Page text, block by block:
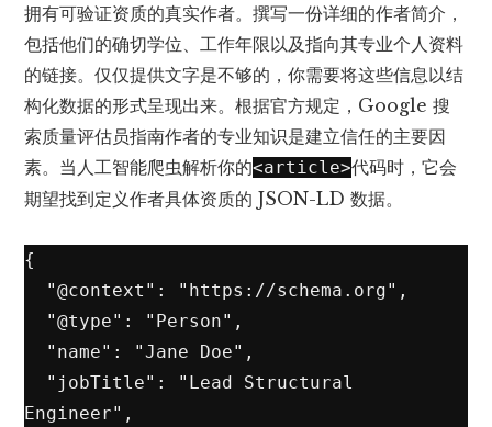
拥有可验证资质的真实作者。撰写一份详细的作者简介，
包括他们的确切学位、工作年限以及指向其专业个人资料
的链接。仅仅提供文字是不够的，你需要将这些信息以结
构化数据的形式呈现出来。根据官方规定， Google 搜
索质量评估员指南作者的专业知识是建立信任的主要因
素。当人工智能爬虫解析你的<article>代码时，它会
期望找到定义作者具体资质的 JSON-LD 数据。
{
Engineer",